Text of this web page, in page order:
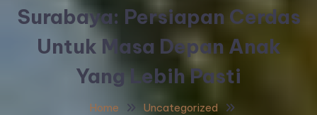
Surabaya: Persiapan Cerdas
Untuk Masa Depan Anak
Yang Lebih Pasti
Home
Uncategorized